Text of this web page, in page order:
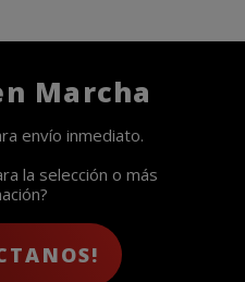
Marcha
envío inmediato.
la selección o más